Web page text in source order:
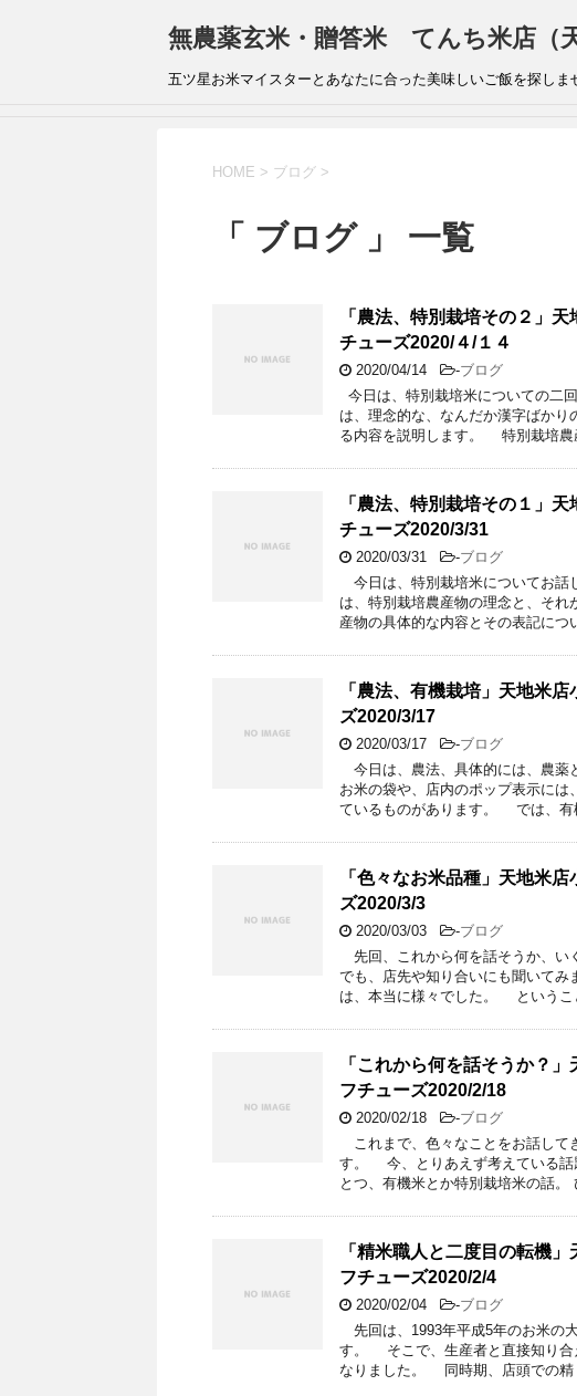
無農薬玄米・贈答米 てんち米店（
五ツ星お米マイスターとあなたに合った美味しいご飯を探しま
HOME > ブログ >
「 ブログ 」 一覧
「農法、特別栽培その２」
チューズ2020/４/１４
2020/04/14 -ブログ
今日は、特別栽培米についての二
は、理念的な、なんだか漢字ばか
る内容を説明します。 特別栽培
「農法、特別栽培その１」
チューズ2020/3/31
2020/03/31 -ブログ
今日は、特別栽培米についてお
は、特別栽培農産物の理念と、そ
産物の具体的な内容とその表記に
「農法、有機栽培」天地米
ズ2020/3/17
2020/03/17 -ブログ
今日は、農法、具体的には、農
お米の袋や、店内のポップ表示に
ているものがあります。 では、
「色々なお米品種」天地米
ズ2020/3/3
2020/03/03 -ブログ
先回、これから何を話そうか、い
でも、店先や知り合いにも聞いて
は、本当に様々でした。 という
「これから何を話そうか？
フチューズ2020/2/18
2020/02/18 -ブログ
これまで、色々なことをお話して
す。 今、とりあえず考えている話
とつ、有機米とか特別栽培米の話
「精米職人と二度目の転機
フチューズ2020/2/4
2020/02/04 -ブログ
先回は、1993年平成5年のお米の
す。 そこで、生産者と直接知り合
なりました。 同時期、店頭での